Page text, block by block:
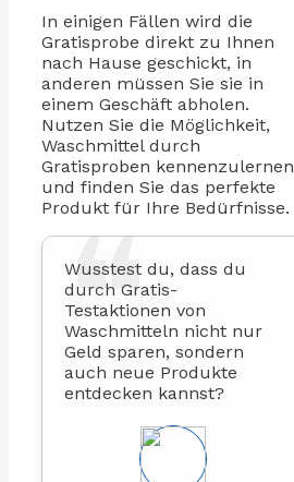
In einigen Fällen wird die
Gratisprobe direkt zu Ihnen
nach Hause geschickt, in
anderen müssen Sie sie in
einem Geschäft abholen.
Nutzen Sie die Möglichkeit,
Waschmittel durch
Gratisproben kennenzulernen
und finden Sie das perfekte
Produkt für Ihre Bedürfnisse.
Wusstest du, dass du
durch Gratis-
Testaktionen von
Waschmitteln nicht nur
Geld sparen, sondern
auch neue Produkte
entdecken kannst?